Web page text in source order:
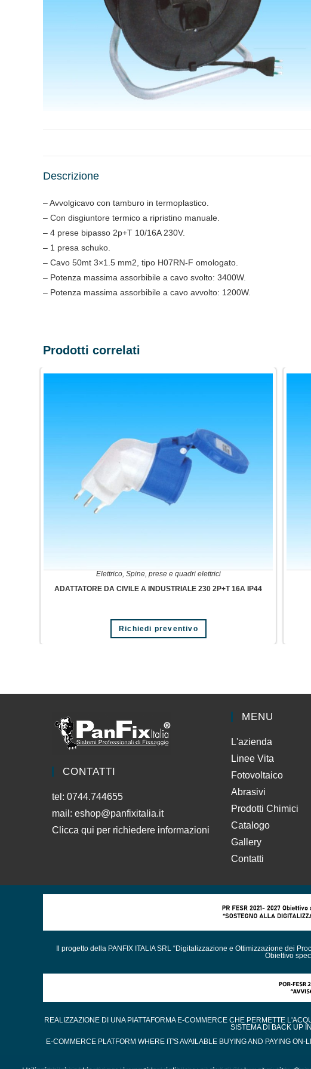
Descrizione
– Avvolgicavo con tamburo in termoplastico.
– Con disgiuntore termico a ripristino manuale.
– 4 prese bipasso 2p+T 10/16A 230V.
– 1 presa schuko.
– Cavo 50mt 3×1.5 mm2, tipo H07RN-F omologato.
– Potenza massima assorbibile a cavo svolto: 3400W.
– Potenza massima assorbibile a cavo avvolto: 1200W.
Prodotti correlati
Elettrico, Spine, prese e quadri elettrici
ADATTATORE DA CIVILE A INDUSTRIALE 230 2P+T 16A IP44
Richiedi preventivo
CONTATTI
tel: 0744.744655
mail: eshop@panfixitalia.it
Clicca qui per richiedere informazioni
MENU
L'azienda
Linee Vita
Fotovoltaico
Abrasivi
Prodotti Chimici
Catalogo
Gallery
Contatti
Il progetto della PANFIX ITALIA SRL “Digitalizzazione e Ottimizzazione dei
Obiettivo
REALIZZAZIONE DI UNA PIATTAFORMA E-COMMERCE CHE PERMETTE
SISTEMA DI BACK UP
E-COMMERCE PLATFORM WHERE IT'S AVAILABLE BUYING AND PAYING